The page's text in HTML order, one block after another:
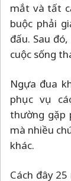
mắt và tất
buộc phải
đấu. Sau
cuộc sống
Ngựa đua
phục vụ
thường gặp
mà nhiều
khác.
Cách đây